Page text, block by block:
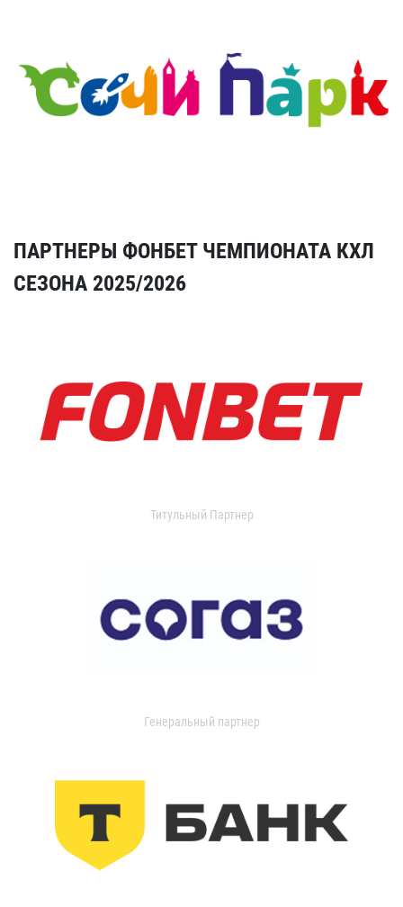
ПАРТНЕРЫ ФОНБЕТ ЧЕМПИОНАТА КХЛ
СЕЗОНА 2025/2026
Титульный Партнер
Генеральный партнер